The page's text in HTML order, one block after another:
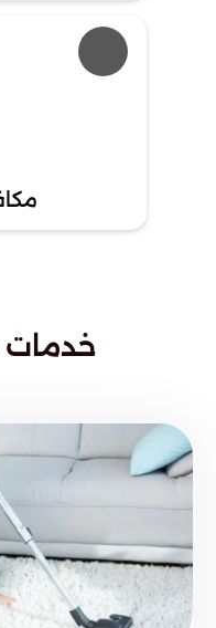
خدمات